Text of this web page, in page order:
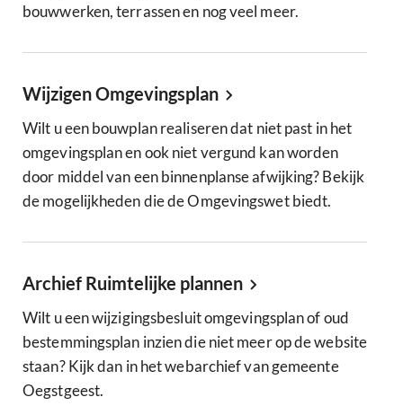
bouwwerken, terrassen en nog veel meer.
Wijzigen Omgevingsplan
Wilt u een bouwplan realiseren dat niet past in het
omgevingsplan en ook niet vergund kan worden
door middel van een binnenplanse afwijking? Bekijk
de mogelijkheden die de Omgevingswet biedt.
Archief Ruimtelijke plannen
Wilt u een wijzigingsbesluit omgevingsplan of oud
bestemmingsplan inzien die niet meer op de website
staan? Kijk dan in het webarchief van gemeente
Oegstgeest.